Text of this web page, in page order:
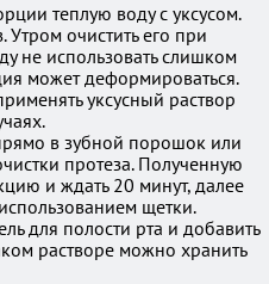
теплую воду с уксусом.
Утром очистить его при
не использовать слишком
может деформироваться.
уксусный раствор
в зубной порошок или
протеза. Полученную
и ждать 20 минут, далее
щетки.
для полости рта и добавить
растворе можно хранить